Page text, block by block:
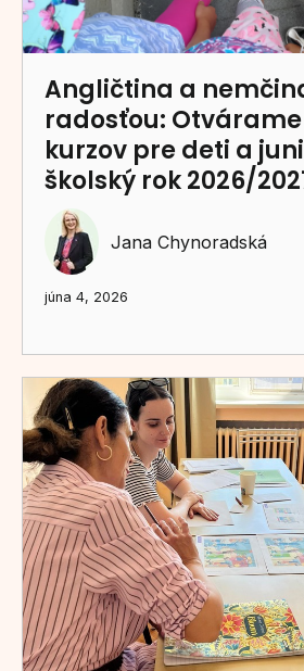
Angličtina a
radosťou:
kurzov pre deti a
školský rok 2026/
Jana Chynoradská
júna 4, 2026